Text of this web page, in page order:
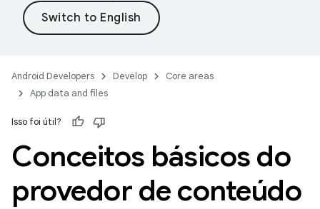
Android Developers Develop
Core areas
App data and files
Isso foi útil?
Conceitos básicos do
provedor de conteúdo